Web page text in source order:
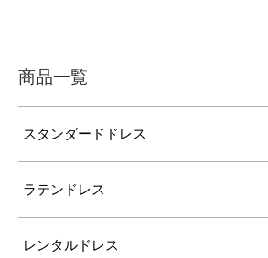
商品一覧
スタンダードドレス
ラテンドレス
レンタルドレス